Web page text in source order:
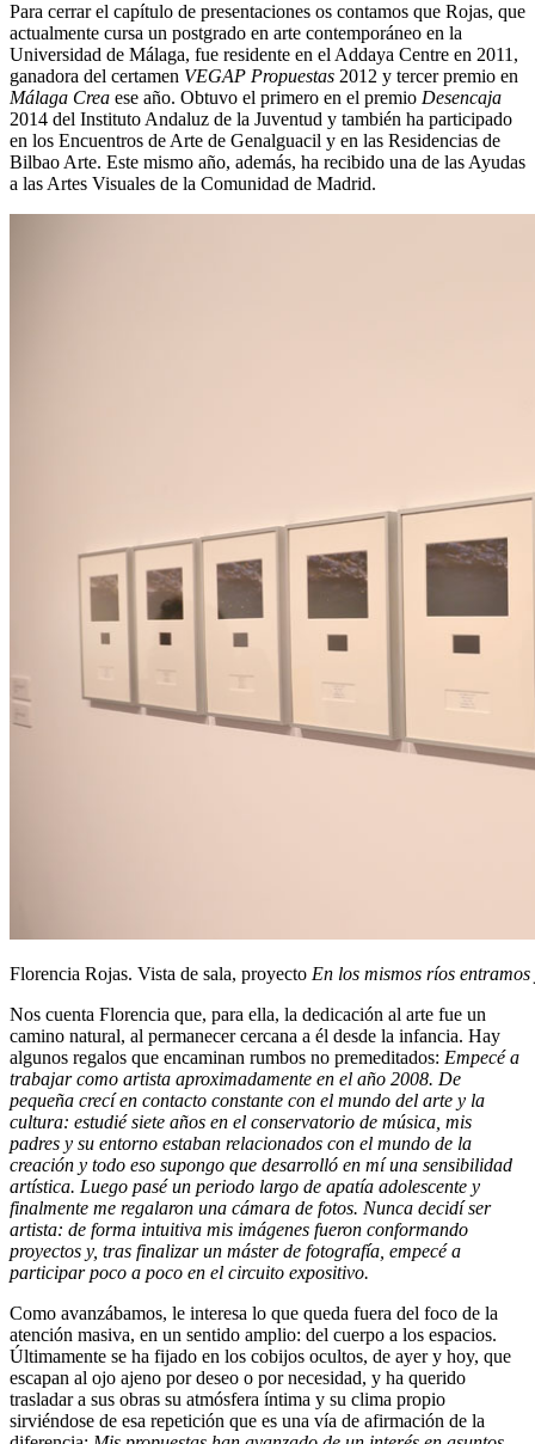
Para cerrar el capítulo de presentaciones os contamos que Rojas, que
actualmente cursa un postgrado en arte contemporáneo en la
Universidad de Málaga, fue residente en el Addaya Centre en 2011,
ganadora del certamen VEGAP Propuestas 2012 y tercer premio en
Málaga Crea ese año. Obtuvo el primero en el premio Desencaja
2014 del Instituto Andaluz de la Juventud y también ha participado
en los Encuentros de Arte de Genalguacil y en las Residencias de
Bilbao Arte. Este mismo año, además, ha recibido una de las Ayudas
a las Artes Visuales de la Comunidad de Madrid.
Florencia Rojas. Vista de sala, proyecto En los mismos ríos
Nos cuenta Florencia que, para ella, la dedicación al arte fue un
camino natural, al permanecer cercana a él desde la infancia. Hay
algunos regalos que encaminan rumbos no premeditados: Empecé a
trabajar como artista aproximadamente en el año 2008. De
pequeña crecí en contacto constante con el mundo del arte y la
cultura: estudié siete años en el conservatorio de música, mis
padres y su entorno estaban relacionados con el mundo de la
creación y todo eso supongo que desarrolló en mí una sensibilidad
artística. Luego pasé un periodo largo de apatía adolescente y
finalmente me regalaron una cámara de fotos. Nunca decidí ser
artista: de forma intuitiva mis imágenes fueron conformando
proyectos y, tras finalizar un máster de fotografía, empecé a
participar poco a poco en el circuito expositivo.
Como avanzábamos, le interesa lo que queda fuera del foco de la
atención masiva, en un sentido amplio: del cuerpo a los espacios.
Últimamente se ha fijado en los cobijos ocultos, de ayer y hoy, que
escapan al ojo ajeno por deseo o por necesidad, y ha querido
trasladar a sus obras su atmósfera íntima y su clima propio
sirviéndose de esa repetición que es una vía de afirmación de la